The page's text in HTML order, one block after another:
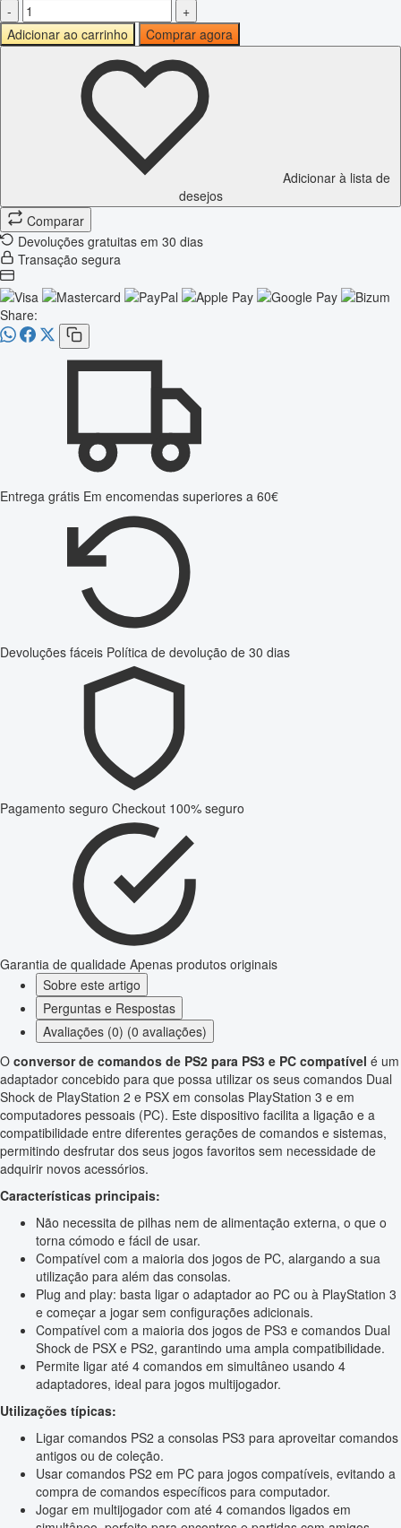
-
+
Adicionar ao carrinho
Comprar agora
Adicionar à lista de
desejos
Comparar
Devoluções gratuitas em 30 dias
Transação segura
Share:
Entrega grátis Em encomendas superiores a 60€
Devoluções fáceis Política de devolução de 30 dias
Pagamento seguro Checkout 100% seguro
Garantia de qualidade Apenas produtos originais
Sobre este artigo
Perguntas e Respostas
Avaliações (0) (0 avaliações)
O conversor de comandos de PS2 para PS3 e PC compatível é um
adaptador concebido para que possa utilizar os seus comandos Dual
Shock de PlayStation 2 e PSX em consolas PlayStation 3 e em
computadores pessoais (PC). Este dispositivo facilita a ligação e a
compatibilidade entre diferentes gerações de comandos e sistemas,
permitindo desfrutar dos seus jogos favoritos sem necessidade de
adquirir novos acessórios.
Características principais:
Não necessita de pilhas nem de alimentação externa, o que o
torna cómodo e fácil de usar.
Compatível com a maioria dos jogos de PC, alargando a sua
utilização para além das consolas.
Plug and play: basta ligar o adaptador ao PC ou à PlayStation 3
e começar a jogar sem configurações adicionais.
Compatível com a maioria dos jogos de PS3 e comandos Dual
Shock de PSX e PS2, garantindo uma ampla compatibilidade.
Permite ligar até 4 comandos em simultâneo usando 4
adaptadores, ideal para jogos multijogador.
Utilizações típicas:
Ligar comandos PS2 a consolas PS3 para aproveitar comandos
antigos ou de coleção.
Usar comandos PS2 em PC para jogos compatíveis, evitando a
compra de comandos específicos para computador.
Jogar em multijogador com até 4 comandos ligados em